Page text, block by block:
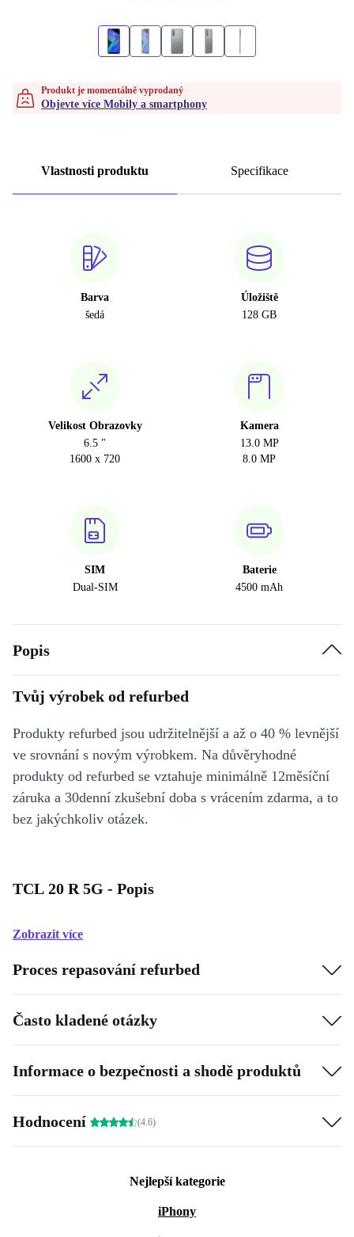
Produkt je momentálně vyprodaný
Objevte více Mobily a smartphony
Vlastnosti produktu Specifikace
Barva
šedá
Úložiště
128 GB
Velikost Obrazovky
6.5 "
1600 x 720
Kamera
13.0 MP
8.0 MP
SIM
Dual-SIM
Baterie
4500 mAh
Popis
Tvůj výrobek od refurbed
Produkty refurbed jsou udržitelnější a až o 40 % levnější
ve srovnání s novým výrobkem. Na důvěryhodné
produkty od refurbed se vztahuje minimálně 12měsíční
záruka a 30denní zkušební doba s vrácením zdarma, a to
bez jakýchkoliv otázek.
TCL 20 R 5G - Popis
Zobrazit více
Proces repasování refurbed
Často kladené otázky
Informace o bezpečnosti a shodě produktů
Hodnocení (4.6)
Nejlepší kategorie
iPhony